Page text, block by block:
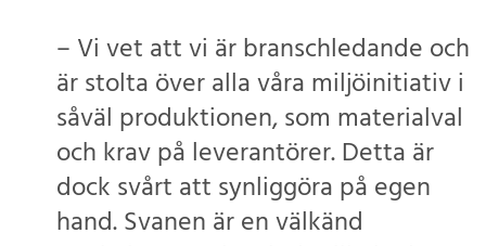
– Vi vet att vi är branschledande och
är stolta över alla våra miljöinitiativ i
såväl produktionen, som materialval
och krav på leverantörer. Detta är
dock svårt att synliggöra på egen
hand. Svanen är en välkänd